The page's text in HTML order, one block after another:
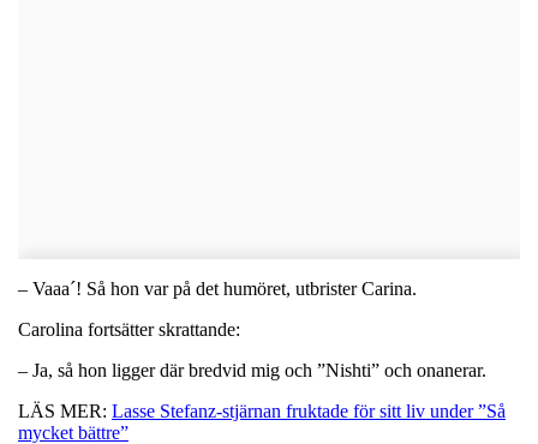
– Vaaa´! Så hon var på det humöret, utbrister Carina.
Carolina fortsätter skrattande:
– Ja, så hon ligger där bredvid mig och ”Nishti” och onanerar.
LÄS MER: Lasse Stefanz-stjärnan fruktade för sitt liv under ”Så
mycket bättre”